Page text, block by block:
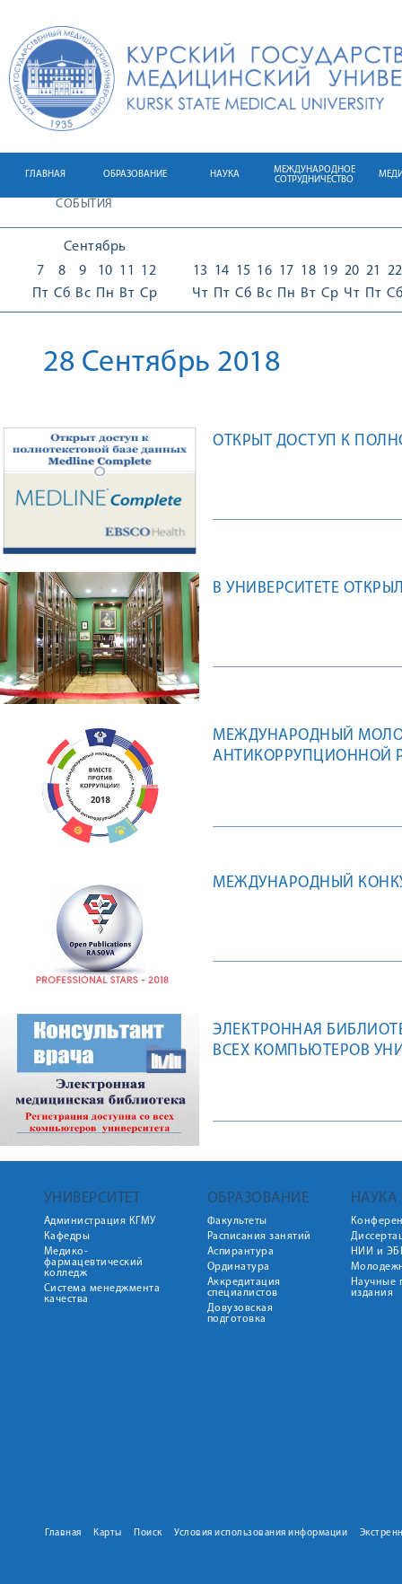
ГЛАВНАЯ ОБРАЗОВАНИЕ НАУКА
МЕЖДУНАРОДНОЕ
СОТРУДНИЧЕСТВО
СОБЫТИЯ
Сентябрь
7
Пт
8
Сб
9
Вс
10
Пн
11
Вт
12
Ср
13
Чт
14
Пт
15
Сб
16
Вс
17
Пн
18
Вт
19
Ср
20
Чт
21
Пт
22
Сб
28 Сентябрь 2018
ОТКРЫТ ДОСТУП К
В УНИВЕРСИТЕТЕ
МЕЖДУНАРОДНЫЙ
АНТИКОРРУПЦИОННОЙ
МЕЖДУНАРОДНЫЙ
ЭЛЕКТРОННАЯ
ВСЕХ КОМПЬЮТЕРОВ
УНИВЕРСИТЕТ
Администрация КГМУ
Кафедры
Медико-
фармацевтический
колледж
Система менеджмента
качества
ОБРАЗОВАНИЕ
Факультеты
Расписания занятий
Аспирантура
Ординатура
Аккредитация
специалистов
Довузовская
подготовка
НАУКА
НИИ и
Научные
издания
Главная Карты Поиск Условия использования информации